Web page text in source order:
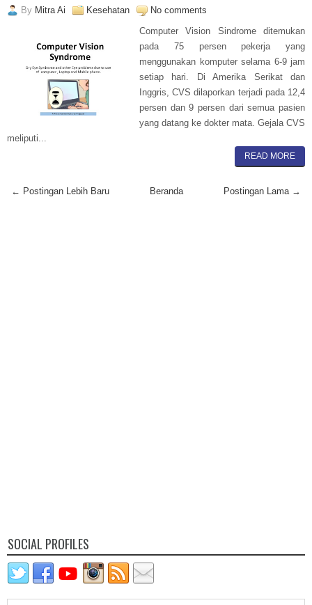
By Mitra Ai Kesehatan
No comments
Computer Vision Sindrome ditemukan
pada 75 persen pekerja yang
menggunakan komputer selama 6-9 jam
setiap hari. Di Amerika Serikat dan
Inggris, CVS dilaporkan terjadi pada 12,4
persen dan 9 persen dari semua pasien
yang datang ke dokter mata. Gejala CVS
meliputi...
READ MORE
← Postingan Lebih Baru Postingan Lama →
Beranda
SOCIAL PROFILES